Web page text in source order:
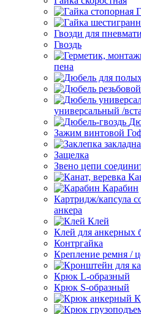
Гвозди для
Гвоздь
пена
универсальный /
Зажим винтовой
Защелка
Звено цепи
Карабин
Картридж/капсула
анкера
Клей
Клей для анкерных
Контргайка
Крепление ремня /
Крюк L-образный
Крюк S-образный